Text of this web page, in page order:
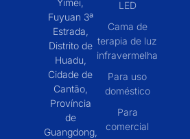
Yimei,
Fuyuan 3ª
Estrada,
Distrito de
Huadu,
Cidade de
Cantão,
Província
de
Guangdong,
LED
Cama de
terapia de luz
infravermelha
Para uso
doméstico
Para
comercial